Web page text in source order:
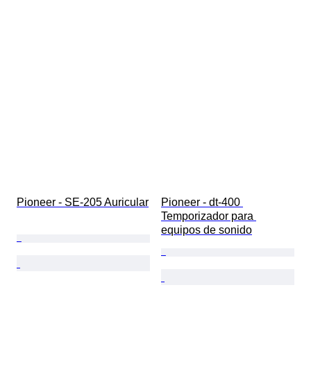
Pioneer - SE-205 Auricular
Pioneer - dt-400
Temporizador para
equipos de sonido